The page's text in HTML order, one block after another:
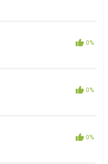
0%
0%
0%